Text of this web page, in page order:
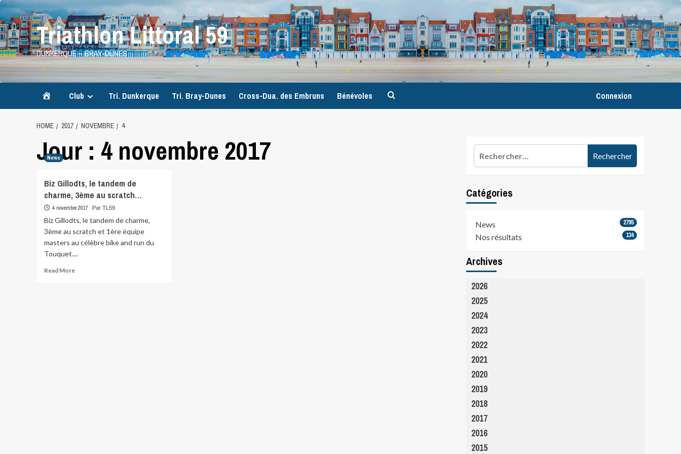
Skip
to
content
Triathlon Littoral 59
DUNKERQUE – BRAY-DUNES
Accueil
Club Tri. Dunkerque Tri. Bray-Dunes Cross-Dua. des Embruns Bénévoles Connexion
HOME 2017 NOVEMBRE 4
Jour : 4 novembre 2017
News
Biz Gillodts, le tandem de
charme, 3ème au scratch…
4 novembre 2017 Par TL59
Biz Gillodts, le tandem de charme,
3ème au scratch et 1ère équipe
masters au célèbre bike and run du
Touquet....
Read MoreRead
Catégories
News 2795
Nos résultats 134
Archives
2026
2025
2024
2023
2022
2021
2020
2019
2018
2017
2016
2015